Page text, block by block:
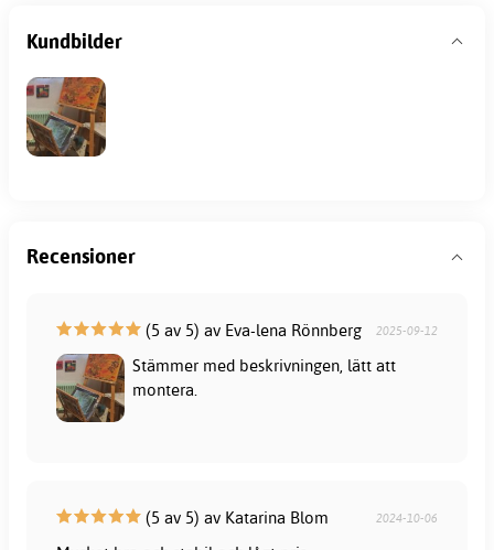
Kundbilder
Recensioner
(5 av 5) av Eva-lena Rönnberg 2025-09-12
Stämmer med beskrivningen, lätt att
montera.
(5 av 5) av Katarina Blom 2024-10-06